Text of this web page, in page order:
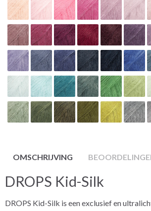
OMSCHRIJVING
DROPS Kid-Silk
DROPS Kid-Silk is een exclusief en